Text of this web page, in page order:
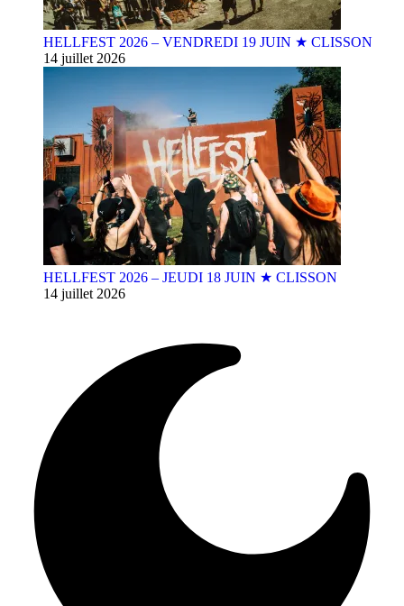
HELLFEST 2026 – VENDREDI 19 JUIN ★ CLISSON
14 juillet 2026
HELLFEST 2026 – JEUDI 18 JUIN ★ CLISSON
14 juillet 2026